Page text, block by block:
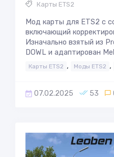
Карты ETS2
Мод карты для ETS2 с
включающий
Изначально взятый из
DOWL и адаптирован
Карты ETS2 , Моды ETS2 ,
07.02.2025 53